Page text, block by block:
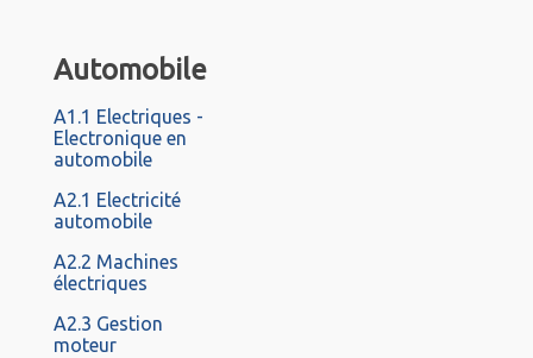
Automobile
A1.1 Electriques -
Electronique en
automobile
A2.1 Electricité
automobile
A2.2 Machines
électriques
A2.3 Gestion
moteur